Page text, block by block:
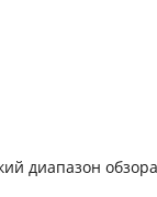
диапазон